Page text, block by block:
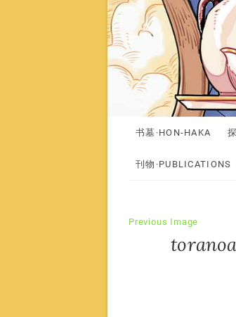
书墓·HON-HAKA
刊物·PUBLICATIONS
Previous Image